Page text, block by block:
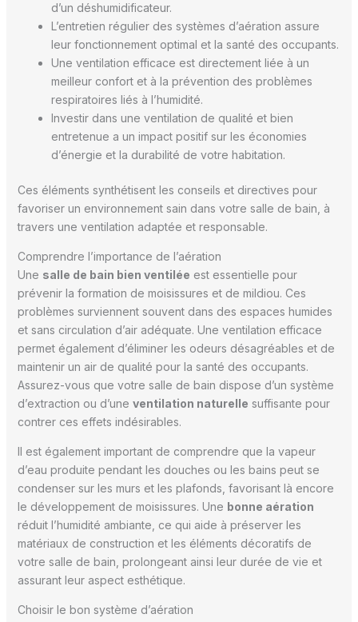
d’un déshumidificateur.
L’entretien régulier des systèmes d’aération assure
leur fonctionnement optimal et la santé des occupants.
Une ventilation efficace est directement liée à un
meilleur confort et à la prévention des problèmes
respiratoires liés à l’humidité.
Investir dans une ventilation de qualité et bien
entretenue a un impact positif sur les économies
d’énergie et la durabilité de votre habitation.
Ces éléments synthétisent les conseils et directives pour
favoriser un environnement sain dans votre salle de bain, à
travers une ventilation adaptée et responsable.
Comprendre l’importance de l’aération
Une salle de bain bien ventilée est essentielle pour
prévenir la formation de moisissures et de mildiou. Ces
problèmes surviennent souvent dans des espaces humides
et sans circulation d’air adéquate. Une ventilation efficace
permet également d’éliminer les odeurs désagréables et de
maintenir un air de qualité pour la santé des occupants.
Assurez-vous que votre salle de bain dispose d’un système
d’extraction ou d’une ventilation naturelle suffisante pour
contrer ces effets indésirables.
Il est également important de comprendre que la vapeur
d’eau produite pendant les douches ou les bains peut se
condenser sur les murs et les plafonds, favorisant là encore
le développement de moisissures. Une bonne aération
réduit l’humidité ambiante, ce qui aide à préserver les
matériaux de construction et les éléments décoratifs de
votre salle de bain, prolongeant ainsi leur durée de vie et
assurant leur aspect esthétique.
Choisir le bon système d’aération